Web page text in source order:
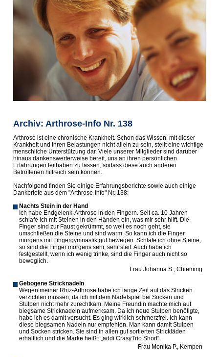
Archiv: Arthrose-Info Nr. 138
Arthrose ist eine chronische Krankheit. Schon das Wissen, mit dieser
Krankheit und ihren Belastungen nicht allein zu sein, stellt eine wichtige
menschliche Unterstützung dar. Viele unserer Mitglieder sind darüber
hinaus dankenswerterweise bereit, uns an ihren persönlichen
Erfahrungen teilhaben zu lassen, sodass diese auch anderen
Betroffenen hilfreich sein können.
Nachfolgend finden Sie einige Erfahrungsberichte sowie auch einige
Dankbriefe aus dem "Arthrose-Info" Nr. 138:
Nachts Stein in der Hand
Ich habe Endgelenk-Arthrose in den Fingern. Seit ca. 10 Jahren
schlafe ich mit Steinen in den Händen ein, was mir sehr hilft. Die
Finger sind zur Faust gekrümmt, so weit es noch geht, sie
umschließen die Steine und sind warm. So kann ich die Finger
morgens mit Fingergymnastik gut bewegen. Schlafe ich ohne Steine,
so sind die Finger morgens sehr, sehr steif. Auch habe ich
festgestellt, wenn ich wenig trinke, sind die Finger auch nicht so
beweglich.
Frau Johanna S., Chieming
Gebogene Stricknadeln
Wegen meiner Rhiz-Arthrose habe ich lange Zeit auf das Stricken
verzichten müssen, da ich mit dem Nadelspiel bei Socken und
Stulpen nicht mehr zurechtkam. Meine Freundin machte mich auf
biegsame Stricknadeln aufmerksam. Da ich neue Stulpen benötigte,
habe ich es damit versucht. Es ging wirklich schmerzfrei. Ich kann
diese biegsamen Nadeln nur empfehlen. Man kann damit Stulpen
und Socken stricken. Sie sind in allen gut sortierten Strickläden
erhältlich und die Marke heißt: „addi CrasyTrio Short“.
Frau Monika P., Kempen